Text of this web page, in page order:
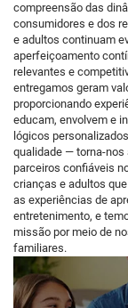
compreensão das
consumidores e dos
e adultos continuam
aperfeiçoamento
relevantes e
entregamos geram
proporcionando
educam, envolvem e
lógicos
qualidade — torna-nos
parceiros confiáveis
crianças e adultos
as experiências de
entretenimento, e
missão por meio de
familiares.